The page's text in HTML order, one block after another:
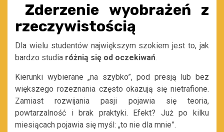
Zderzenie wyobrażeń z
rzeczywistością
Dla wielu studentów największym szokiem jest to, jak
bardzo studia różnią się od oczekiwań.
Kierunki wybierane „na szybko”, pod presją lub bez
większego rozeznania często okazują się nietrafione.
Zamiast rozwijania pasji pojawia się teoria,
powtarzalność i brak praktyki. Efekt? Już po kilku
miesiącach pojawia się myśl: „to nie dla mnie”.